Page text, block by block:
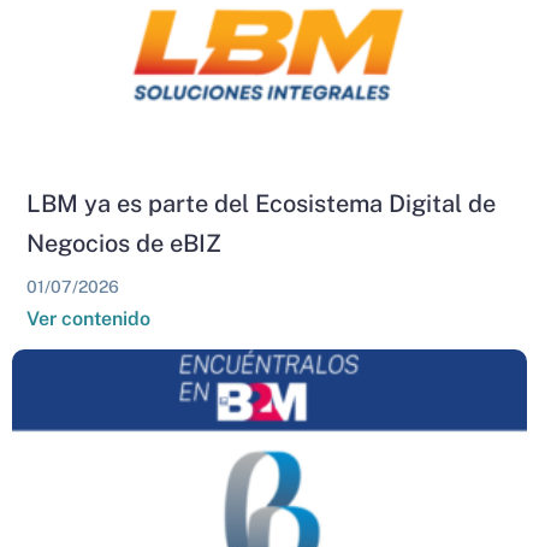
LBM ya es parte del Ecosistema Digital de
Negocios de eBIZ
01/07/2026
Ver contenido